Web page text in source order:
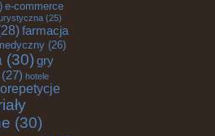
e-commerce
(25)
farmacja
(26)
(30) gry
(27) hotele
(30)